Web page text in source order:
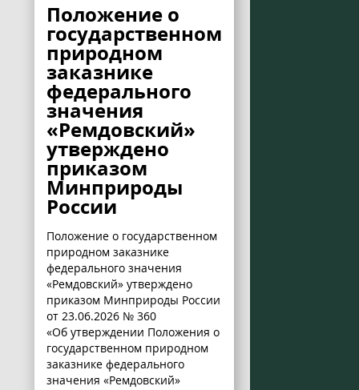
Положение о
государственном
природном
заказнике
федерального
значения
«Ремдовский»
утверждено
приказом
Минприроды
России
Положение о государственном
природном заказнике
федерального значения
«Ремдовский» утверждено
приказом Минприроды России
от 23.06.2026 № 360
«Об утверждении Положения о
государственном природном
заказнике федерального
значения «Ремдовский»